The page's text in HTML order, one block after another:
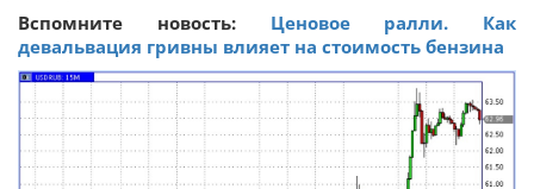
Вспомните новость: Ценовое ралли. Как
девальвация гривны влияет на стоимость бензина